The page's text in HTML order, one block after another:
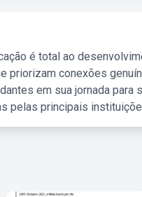
é total ao
priorizam conexões
em sua jornada para
pelas principais